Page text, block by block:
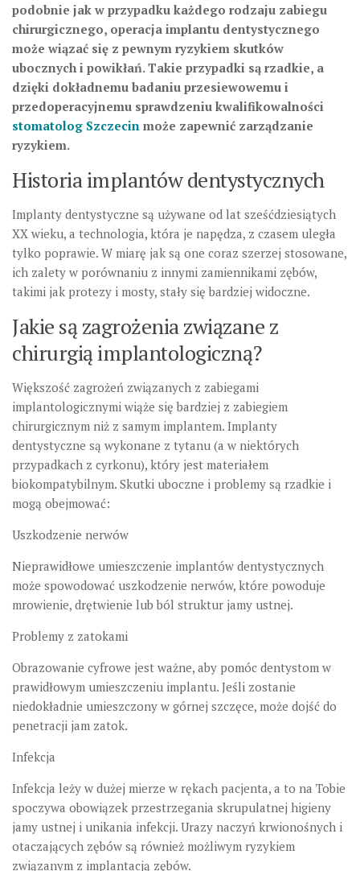
podobnie jak w przypadku każdego rodzaju zabiegu
chirurgicznego, operacja implantu dentystycznego
może wiązać się z pewnym ryzykiem skutków
ubocznych i powikłań. Takie przypadki są rzadkie, a
dzięki dokładnemu badaniu przesiewowemu i
przedoperacyjnemu sprawdzeniu kwalifikowalności
stomatolog Szczecin może zapewnić zarządzanie
ryzykiem.
Historia implantów dentystycznych
Implanty dentystyczne są używane od lat sześćdziesiątych
XX wieku, a technologia, która je napędza, z czasem uległa
tylko poprawie. W miarę jak są one coraz szerzej stosowane,
ich zalety w porównaniu z innymi zamiennikami zębów,
takimi jak protezy i mosty, stały się bardziej widoczne.
Jakie są zagrożenia związane z
chirurgią implantologiczną?
Większość zagrożeń związanych z zabiegami
implantologicznymi wiąże się bardziej z zabiegiem
chirurgicznym niż z samym implantem. Implanty
dentystyczne są wykonane z tytanu (a w niektórych
przypadkach z cyrkonu), który jest materiałem
biokompatybilnym. Skutki uboczne i problemy są rzadkie i
mogą obejmować:
Uszkodzenie nerwów
Nieprawidłowe umieszczenie implantów dentystycznych
może spowodować uszkodzenie nerwów, które powoduje
mrowienie, drętwienie lub ból struktur jamy ustnej.
Problemy z zatokami
Obrazowanie cyfrowe jest ważne, aby pomóc dentystom w
prawidłowym umieszczeniu implantu. Jeśli zostanie
niedokładnie umieszczony w górnej szczęce, może dojść do
penetracji jam zatok.
Infekcja
Infekcja leży w dużej mierze w rękach pacjenta, a to na Tobie
spoczywa obowiązek przestrzegania skrupulatnej higieny
jamy ustnej i unikania infekcji. Urazy naczyń krwionośnych i
otaczających zębów są również możliwym ryzykiem
związanym z implantacją zębów.